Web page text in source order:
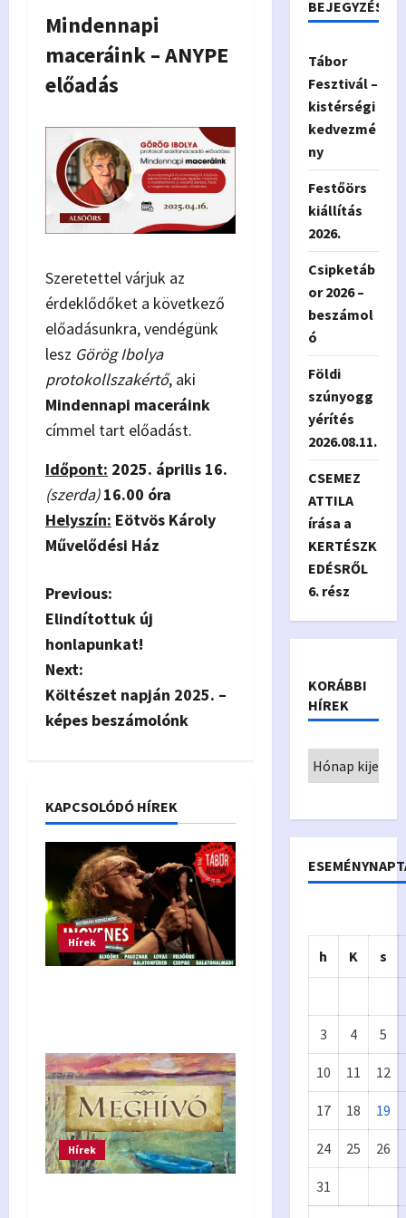
Mindennapi
maceráink – ANYPE
előadás
Szeretettel várjuk az
érdeklődőket a következő
előadásunkra, vendégünk
lesz Görög Ibolya
protokollszakértő, aki
Mindennapi maceráink
címmel tart előadást.
Időpont: 2025. április 16.
(szerda) 16.00 óra
Helyszín: Eötvös Károly
Művelődési Ház
P
o
s
t
v
g
a
o
n
Previous:
Elindítottuk új
honlapunkat!
Next:
Költészet napján 2025. –
képes beszámolónk
KAPCSOLÓDÓ HÍREK
Hírek
Hírek
BEJEGYZÉSEK
Tábor
Fesztivál –
kistérségi
kedvezmé
ny
Festőörs
kiállítás
2026.
Csipketáb
or 2026 –
beszámol
ó
Földi
szúnyogg
yérítés
2026.08.11.
CSEMEZ
ATTILA
írása a
KERTÉSZK
EDÉSRŐL
6. rész
KORÁBBI
HÍREK
h K s
3 4 5
10 11 12
17 18 19
24 25 26
31
Önkormányzat